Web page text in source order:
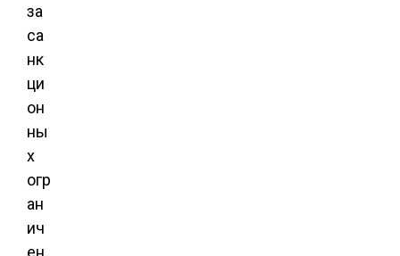
за
са
нк
ци
он
ны
х
огр
ан
ич
ен